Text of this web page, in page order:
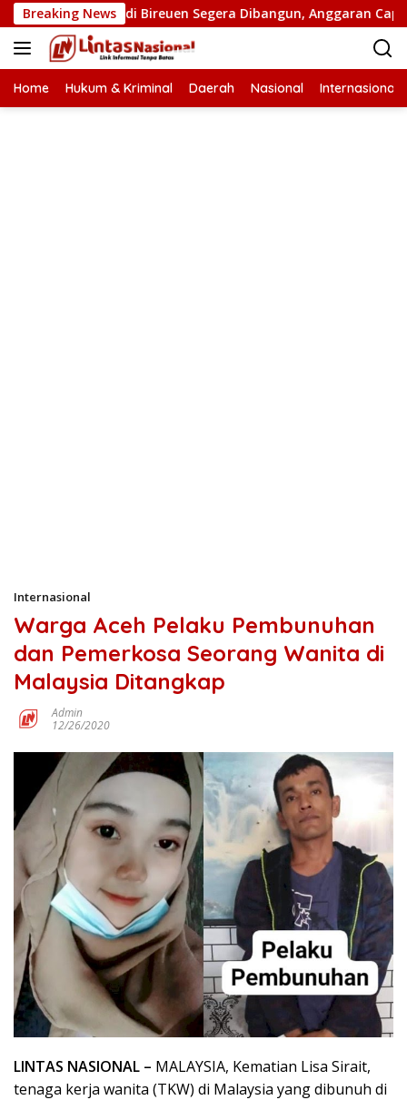
Langsung
ke
konten
Breaking News
Putus di Bireuen Segera Dibangun, Anggaran Capai 500 M
Home Hukum & Kriminal Daerah Nasional Internasional
Internasional
Warga Aceh Pelaku Pembunuhan
dan Pemerkosa Seorang Wanita di
Malaysia Ditangkap
Admin
12/26/2020
LINTAS NASIONAL – MALAYSIA, Kematian Lisa Sirait,
tenaga kerja wanita (TKW) di Malaysia yang dibunuh di